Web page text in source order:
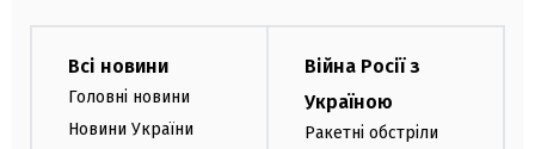
Всі новини
Головні новини
Новини України
Війна Росії з
Україною
Ракетні обстріли